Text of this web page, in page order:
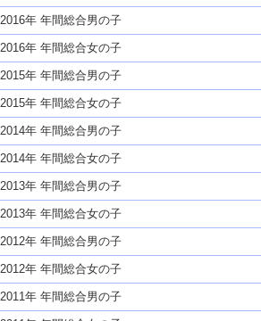
2016年 年間総合男の子
2016年 年間総合女の子
2015年 年間総合男の子
2015年 年間総合女の子
2014年 年間総合男の子
2014年 年間総合女の子
2013年 年間総合男の子
2013年 年間総合女の子
2012年 年間総合男の子
2012年 年間総合女の子
2011年 年間総合男の子